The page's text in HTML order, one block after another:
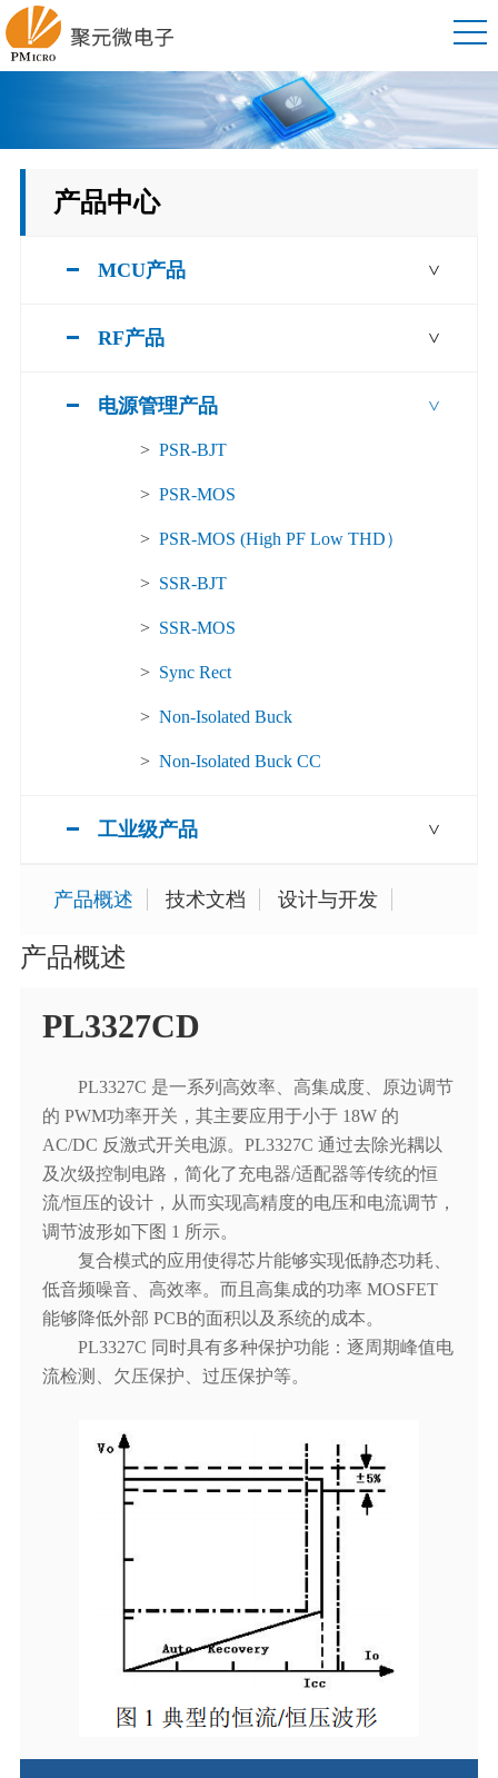
产品中心
MCU产品 >
RF产品 >
电源管理产品 >
> PSR-BJT
> PSR-MOS
> PSR-MOS (High PF Low THD）
> SSR-BJT
> SSR-MOS
> Sync Rect
> Non-Isolated Buck
> Non-Isolated Buck CC
工业级产品 >
产品概述 技术文档 设计与开发
产品概述
PL3327CD
PL3327C 是一系列高效率、高集成度、原边调节
的 PWM功率开关，其主要应用于小于 18W 的
AC/DC 反激式开关电源。PL3327C 通过去除光耦以
及次级控制电路，简化了充电器/适配器等传统的恒
流/恒压的设计，从而实现高精度的电压和电流调节，
调节波形如下图 1 所示。
复合模式的应用使得芯片能够实现低静态功耗、
低音频噪音、高效率。而且高集成的功率 MOSFET
能够降低外部 PCB的面积以及系统的成本。
PL3327C 同时具有多种保护功能：逐周期峰值电
流检测、欠压保护、过压保护等。